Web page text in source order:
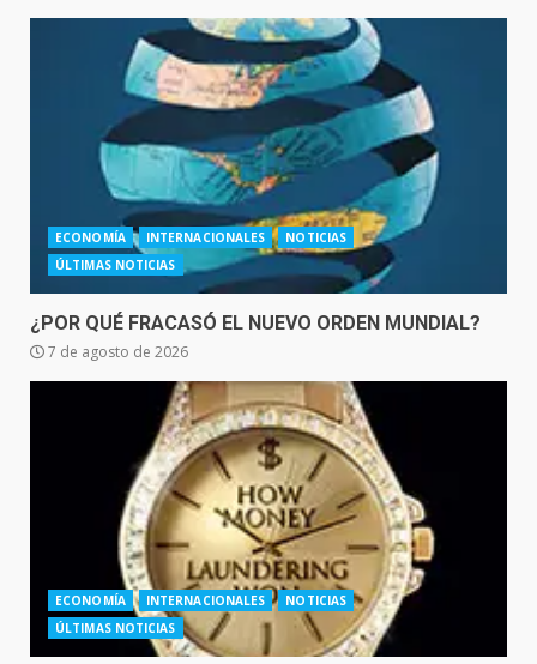
ECONOMÍA INTERNACIONALES
NOTICIAS
ÚLTIMAS NOTICIAS
¿POR QUÉ FRACASÓ EL NUEVO ORDEN MUNDIAL?
7 de agosto de 2026
ECONOMÍA INTERNACIONALES
NOTICIAS
ÚLTIMAS NOTICIAS